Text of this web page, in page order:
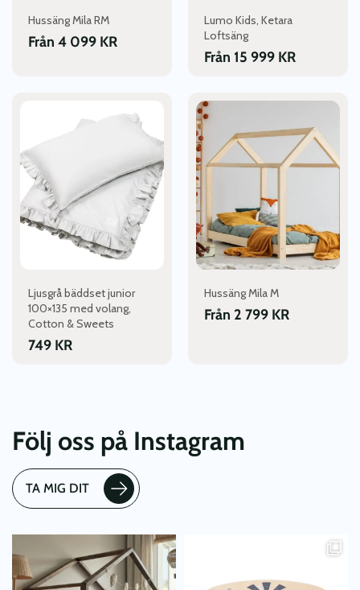
Hussäng Mila RM
Från 4 099 KR
produktsidan
Lumo Kids, Ketara
Loftsäng
Från 15 999 KR
produktsidan
Ljusgrå bäddset junior
100×135 med volang,
Cotton & Sweets
749 KR
Hussäng Mila M
Från 2 799 KR
Den
här
produkten
har
flera
varianter.
De
olika
alternativen
kan
produktsidan
Följ oss på Instagram
TA MIG DIT